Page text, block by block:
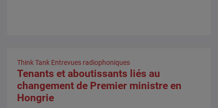
Think Tank Entrevues radiophoniques
Tenants et aboutissants liés au
changement de Premier ministre en
Hongrie